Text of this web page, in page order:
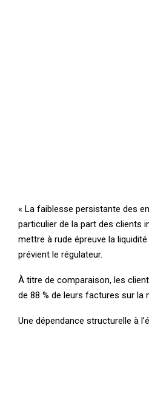
« La faiblesse persistante des
particulier de la part des clients
mettre à rude épreuve la
prévient le régulateur.
À titre de comparaison, les
de 88 % de leurs factures sur la
Une dépendance structurelle à